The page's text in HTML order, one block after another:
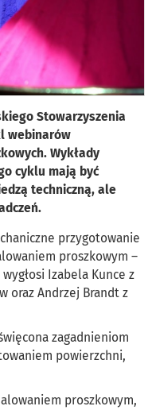
Stowarzyszenia
webinarów
Wykłady
cyklu mają być
techniczną, ale
przygotowanie
proszkowym –
Izabela Kunce z
oraz Andrzej Brandt z
zagadnieniom
powierzchni,
proszkowym,